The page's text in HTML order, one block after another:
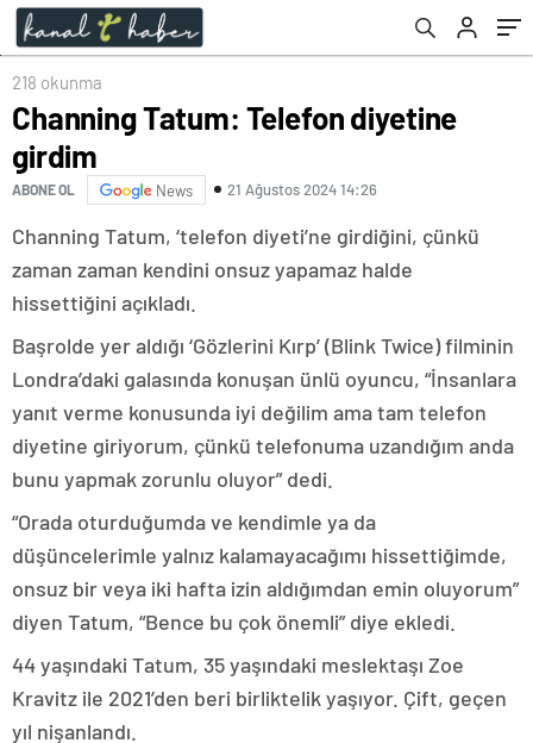
218 okunma
Channing Tatum: Telefon diyetine
girdim
ABONE OL News 21 Ağustos 2024 14:26
Channing Tatum, ‘telefon diyeti’ne girdiğini, çünkü
zaman zaman kendini onsuz yapamaz halde
hissettiğini açıkladı.
Başrolde yer aldığı ‘Gözlerini Kırp’ (Blink Twice) filminin
Londra’daki galasında konuşan ünlü oyuncu, “İnsanlara
yanıt verme konusunda iyi değilim ama tam telefon
diyetine giriyorum, çünkü telefonuma uzandığım anda
bunu yapmak zorunlu oluyor” dedi.
“Orada oturduğumda ve kendimle ya da
düşüncelerimle yalnız kalamayacağımı hissettiğimde,
onsuz bir veya iki hafta izin aldığımdan emin oluyorum”
diyen Tatum, “Bence bu çok önemli” diye ekledi.
44 yaşındaki Tatum, 35 yaşındaki meslektaşı Zoe
Kravitz ile 2021’den beri birliktelik yaşıyor. Çift, geçen
yıl nişanlandı.